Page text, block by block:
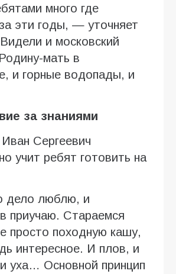
много где
эти годы, — уточняет
и московский
мать в
и горные водопады, и
за знаниями
Сергеевич
учит ребят готовить на
дело люблю, и
приучаю. Стараемся
просто походную кашу,
интересное. И плов, и
уха… Основной принцип